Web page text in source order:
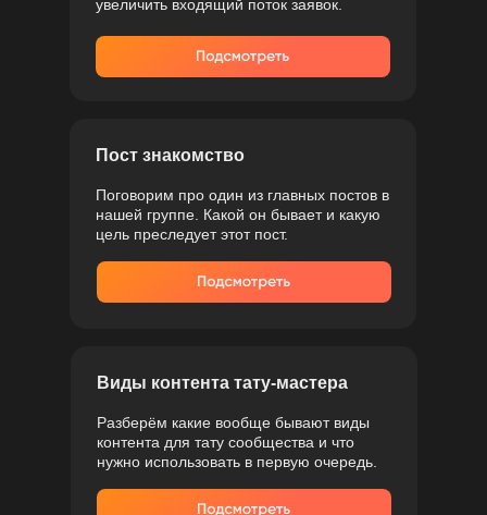
Виды контента тату-мастера
Разберём какие вообще бывают виды
контента для тату сообщества и что
нужно использовать в первую очередь.
Пост знакомство
Поговорим про один из главных постов в
нашей группе. Какой он бывает и какую
цель преследует этот пост.
увеличить входящий поток заявок.